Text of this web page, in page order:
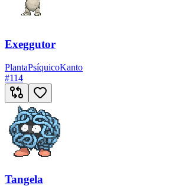
Exeggutor
PlantaPsíquicoKanto
#114
Tangela